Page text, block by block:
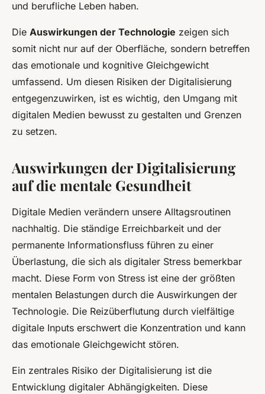
und berufliche Leben haben.
Die Auswirkungen der Technologie zeigen sich
somit nicht nur auf der Oberfläche, sondern betreffen
das emotionale und kognitive Gleichgewicht
umfassend. Um diesen Risiken der Digitalisierung
entgegenzuwirken, ist es wichtig, den Umgang mit
digitalen Medien bewusst zu gestalten und Grenzen
zu setzen.
Auswirkungen der Digitalisierung
auf die mentale Gesundheit
Digitale Medien verändern unsere Alltagsroutinen
nachhaltig. Die ständige Erreichbarkeit und der
permanente Informationsfluss führen zu einer
Überlastung, die sich als digitaler Stress bemerkbar
macht. Diese Form von Stress ist eine der größten
mentalen Belastungen durch die Auswirkungen der
Technologie. Die Reizüberflutung durch vielfältige
digitale Inputs erschwert die Konzentration und kann
das emotionale Gleichgewicht stören.
Ein zentrales Risiko der Digitalisierung ist die
Entwicklung digitaler Abhängigkeiten. Diese